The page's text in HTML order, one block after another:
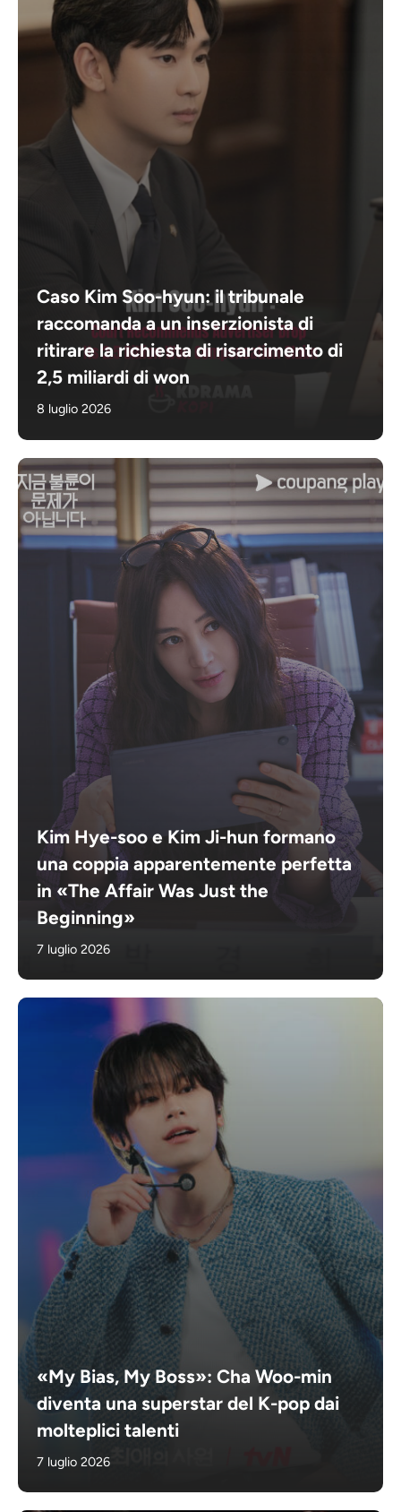
Caso Kim Soo-hyun: il tribunale
raccomanda a un inserzionista di
ritirare la richiesta di risarcimento di
2,5 miliardi di won
8 luglio 2026
Kim Hye-soo e Kim Ji-hun formano
una coppia apparentemente perfetta
in «The Affair Was Just the
Beginning»
7 luglio 2026
«My Bias, My Boss»: Cha Woo-min
diventa una superstar del K-pop dai
molteplici talenti
7 luglio 2026